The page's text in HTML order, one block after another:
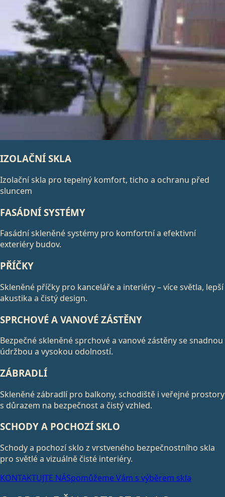
IZOLAČNÍ SKLA
Izolační skla pro tepelný komfort, ticho a ochranu před
sluncem
FASÁDNÍ SYSTÉMY
Fasádní skleněné systémy pro komfortní a efektivní
exteriéry budov.
PŘÍČKY
Skleněné příčky pro kanceláře a interiéry – více světla, lepší
akustika a čistý design.
SPRCHOVÉ A VANOVÉ ZÁSTĚNY
Bezpečné skleněné sprchové a vanové zástěny se snadnou
údržbou a vysokou odolností.
ZÁBRADLÍ
Skleněné zábradlí pro balkony, schodiště i veřejné prostory
s důrazem na bezpečnost a čistý vzhled.
SCHODY A POCHOZÍ SKLO
Schody a pochozí sklo z vrstveného bezpečnostního skla
pro světlé a vizuálně čisté interiéry.
KONTAKTUJTE NÁSpomůžeme Vám s výběrem skla